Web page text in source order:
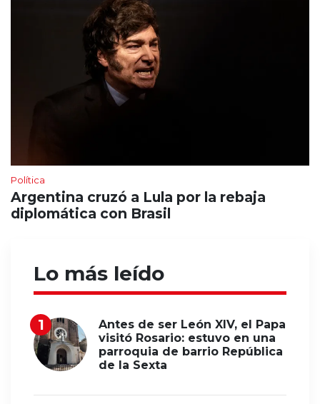
Política
Argentina cruzó a Lula por la rebaja
diplomática con Brasil
Lo más leído
Antes de ser León XIV, el Papa
visitó Rosario: estuvo en una
parroquia de barrio República
de la Sexta